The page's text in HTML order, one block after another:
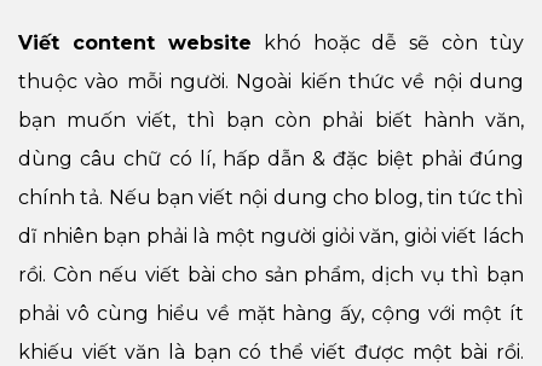
Viết content website khó hoặc dễ sẽ còn tùy
thuộc vào mỗi người. Ngoài kiến thức về nội dung
bạn muốn viết, thì bạn còn phải biết hành văn,
dùng câu chữ có lí, hấp dẫn & đặc biệt phải đúng
chính tả. Nếu bạn viết nội dung cho blog, tin tức thì
dĩ nhiên bạn phải là một người giỏi văn, giỏi viết lách
rồi. Còn nếu viết bài cho sản phẩm, dịch vụ thì bạn
phải vô cùng hiểu về mặt hàng ấy, cộng với một ít
khiếu viết văn là bạn có thể viết được một bài rồi.